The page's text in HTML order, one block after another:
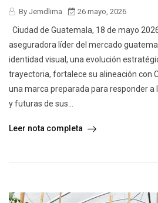
By Jemdlima 26 mayo, 2026
Ciudad de Guatemala, 18 de mayo
aseguradora líder del mercado
identidad visual, una evolución
trayectoria, fortalece su alineación con
una marca preparada para responder a
y futuras de sus...
Leer nota completa